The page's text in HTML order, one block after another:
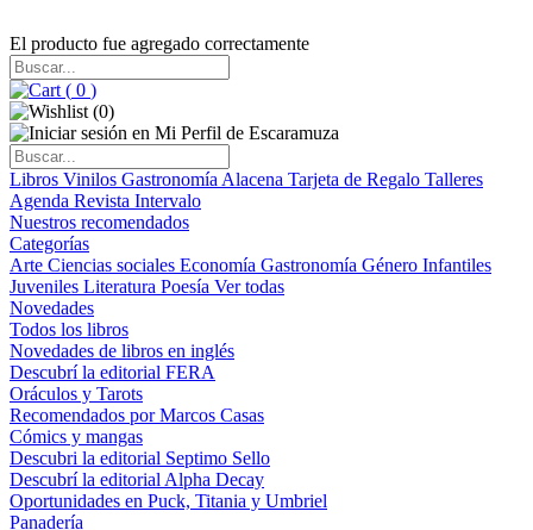
El producto fue agregado correctamente
( 0 )
(0)
Libros Vinilos Gastronomía Alacena Tarjeta de Regalo Talleres
Agenda Revista Intervalo
Nuestros recomendados
Categorías
Arte Ciencias sociales Economía Gastronomía Género Infantiles
Juveniles Literatura Poesía Ver todas
Novedades
Todos los libros
Novedades de libros en inglés
Descubrí la editorial FERA
Oráculos y Tarots
Recomendados por Marcos Casas
Cómics y mangas
Descubri la editorial Septimo Sello
Descubrí la editorial Alpha Decay
Oportunidades en Puck, Titania y Umbriel
Panadería